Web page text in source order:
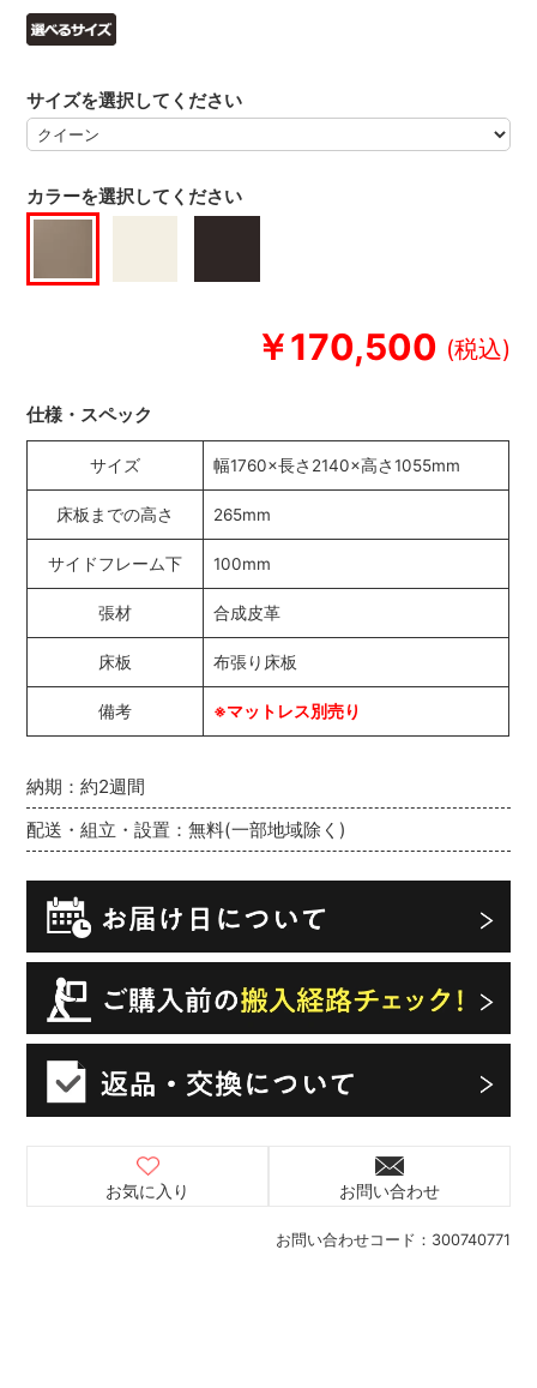
￥170,500
お問い合わせコード： 300740771
納期：約2週間
配送・組立・設置：無料(一部地域除く)
カラーを選択してください
サイズを選択してください
お気に入り お問い合わせ
仕様・スペック
サイズ 幅1760×長さ2140×高さ1055mm
床板までの高さ 265mm
サイドフレーム下 100mm
張材 合成皮革
床板 布張り床板
備考 ※マットレス別売り